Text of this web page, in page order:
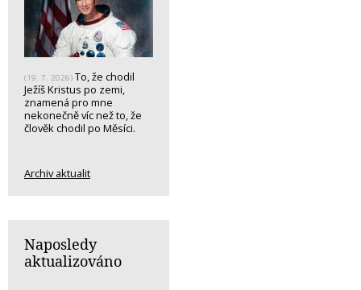
(19. 7. 2026) To, že chodil
Ježíš Kristus po zemi,
znamená pro mne
nekonečně víc než to, že
člověk chodil po Měsíci.
Archiv aktualit
Naposledy
aktualizováno